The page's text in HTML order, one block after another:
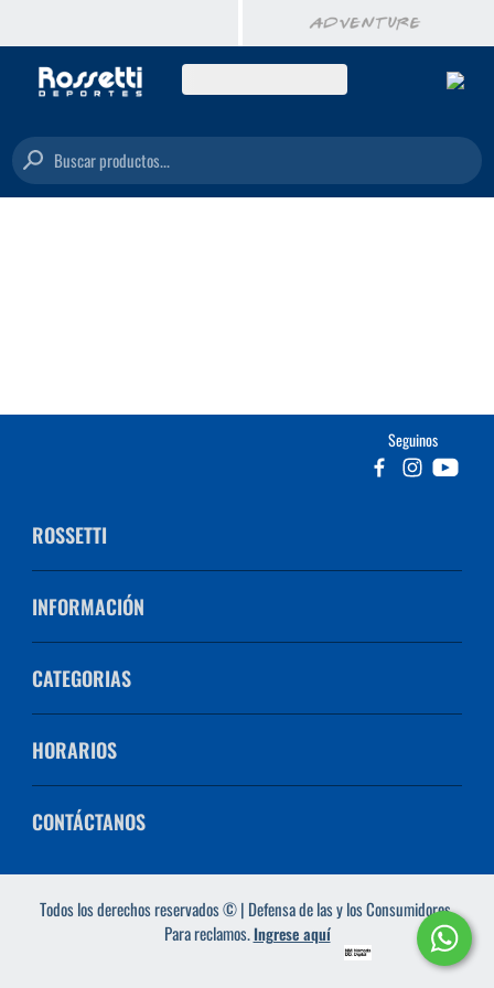
Buscar productos...
Seguinos
ROSSETTI
INFORMACIÓN
CATEGORIAS
HORARIOS
CONTÁCTANOS
Todos los derechos reservados © | Defensa de las y los Consumidores.
Para reclamos.Ingrese aquí